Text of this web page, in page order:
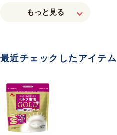
最近チェックしたアイテム